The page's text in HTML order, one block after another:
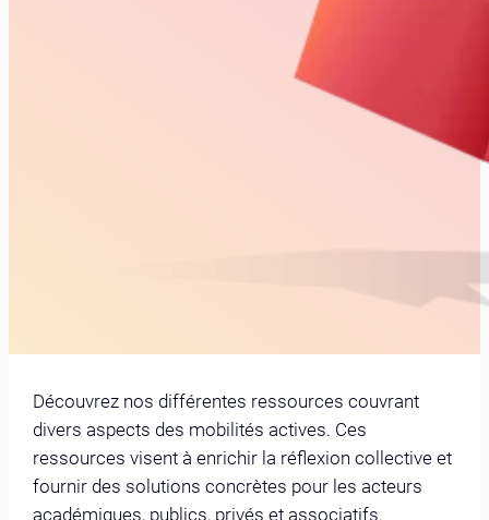
Découvrez nos différentes ressources couvrant
divers aspects des mobilités actives. Ces
ressources visent à enrichir la réflexion collective et
fournir des solutions concrètes pour les acteurs
académiques, publics, privés et associatifs.